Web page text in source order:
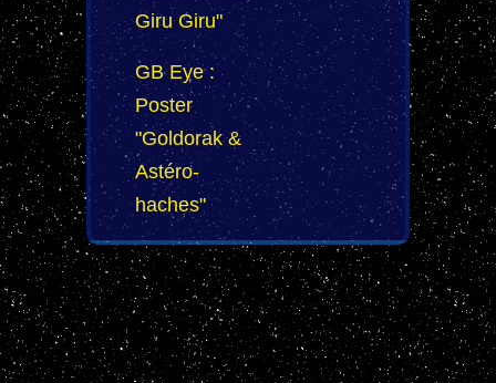
Giru Giru"
GB Eye :
Poster
"Goldorak &
Astéro-
haches"